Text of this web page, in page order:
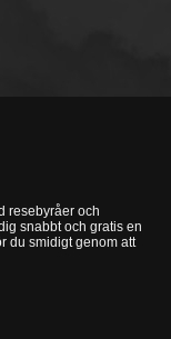
resebyråer och
snabbt och gratis en
du smidigt genom att